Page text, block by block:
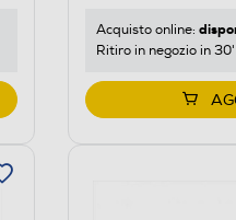
Acquisto online:
Ritiro in negozio in